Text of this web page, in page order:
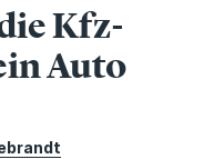
Kfz-
Auto